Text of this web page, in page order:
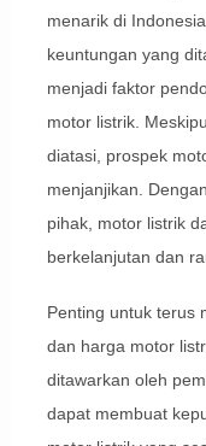
menarik di
keuntungan yang
menjadi faktor
motor listrik.
diatasi, prospek
menjanjikan.
pihak, motor listrik
berkelanjutan dan
Penting untuk terus
dan harga motor
ditawarkan oleh
dapat membuat